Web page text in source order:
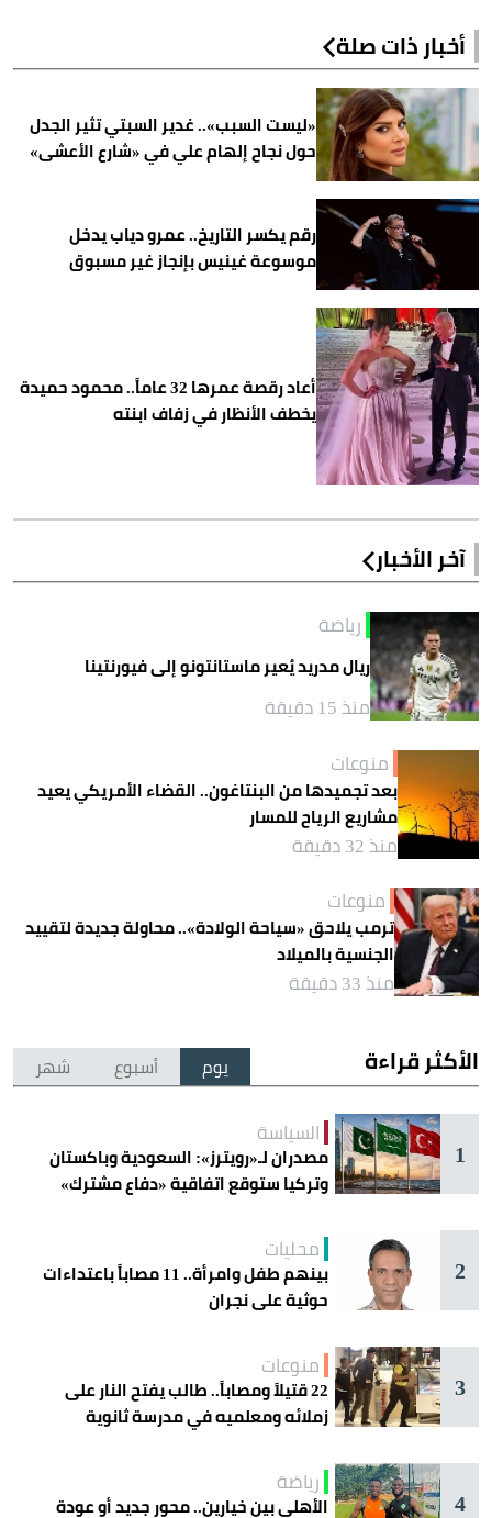
أخبار ذات صلة
«ليست السبب».. غدير السبتي تثير الجدل
حول نجاح إلهام علي في «شارع الأعشى»
رقم يكسر التاريخ.. عمرو دياب يدخل
موسوعة غينيس بإنجاز غير مسبوق
أعاد رقصة عمرها 32 عاماً.. محمود حميدة
يخطف الأنظار في زفاف ابنته
آخر الأخبار
رياضة
ريال مدريد يُعير ماستانتونو إلى فيورنتينا
منذ 15 دقيقة
منوعات
بعد تجميدها من البنتاغون.. القضاء الأمريكي يعيد
مشاريع الرياح للمسار
منذ 32 دقيقة
منوعات
ترمب يلاحق «سياحة الولادة».. محاولة جديدة لتقييد
الجنسية بالميلاد
منذ 33 دقيقة
الأكثر قراءة يوم أسبوع شهر
1
السياسة
مصدران لـ«رويترز»: السعودية وباكستان
وتركيا ستوقع اتفاقية «دفاع مشترك»
2
محليات
بينهم طفل وامرأة.. 11 مصاباً باعتداءات
حوثية على نجران
3
منوعات
22 قتيلاً ومصاباً.. طالب يفتح النار على
زملائه ومعلميه في مدرسة ثانوية
4
رياضة
الأهلي بين خيارين.. محور جديد أو عودة